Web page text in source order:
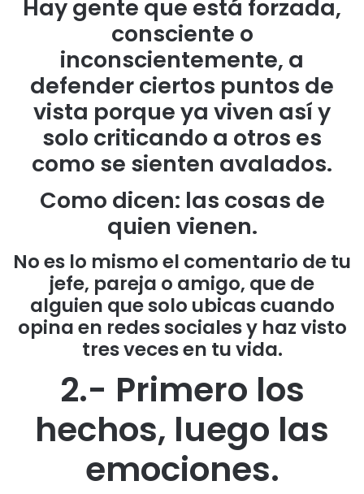
Hay gente que está forzada,
consciente o
inconscientemente, a
defender ciertos puntos de
vista porque ya viven así y
solo criticando a otros es
como se sienten avalados.
Como dicen: las cosas de
quien vienen.
No es lo mismo el comentario de tu
jefe, pareja o amigo, que de
alguien que solo ubicas cuando
opina en redes sociales y haz visto
tres veces en tu vida.
2.- Primero los
hechos, luego las
emociones.